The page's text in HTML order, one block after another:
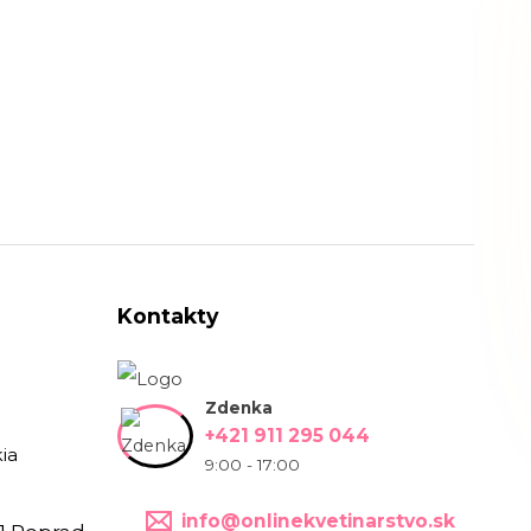
Kontakty
Zdenka
+421 911 295 044
9:00 - 17:00
info@onlinekvetinarstvo.sk